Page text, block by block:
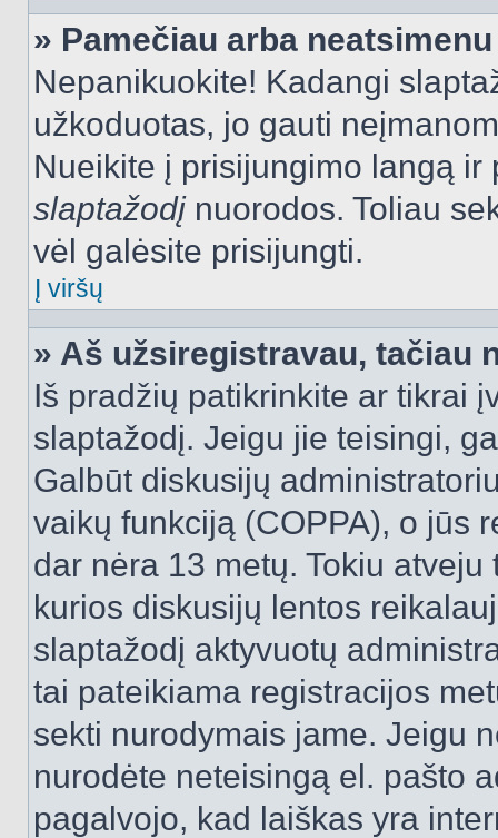
» Pamečiau arba
Nepanikuokite! Kadangi
užkoduotas, jo gauti
Nueikite į prisijungimo langą
slaptažodįnuorodos. Toliau
vėl galėsite prisijungti.
Į viršų
» Aš užsiregistravau, tačiau
Iš pradžių patikrinkite ar tikrai
slaptažodį. Jeigu jie teisingi,
Galbūt diskusijų
vaikų funkciją (COPPA), o jūs
dar nėra 13 metų. Tokiu
kurios diskusijų lentos
slaptažodį aktyvuotų
tai pateikiama registracijos
sekti nurodymais jame. Jeigu
nurodėte neteisingą el. pašto
pagalvojo, kad laiškas yra